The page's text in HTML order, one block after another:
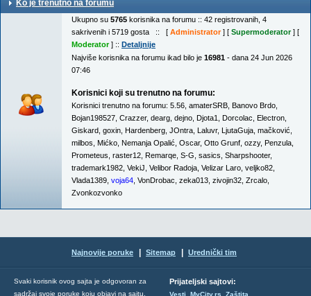
Ko je trenutno na forumu
Ukupno su 5765 korisnika na forumu :: 42 registrovanih, 4
sakrivenih i 5719 gosta :: [ Administrator] [ Supermoderator] [
Moderator] :: Detaljnije
Najviše korisnika na forumu ikad bilo je 16981 - dana 24 Jun 2026
07:46
Korisnici koji su trenutno na forumu:
Korisnici trenutno na forumu: 5.56 amaterSRB Banovo Brdo
Bojan198527 Crazzer, dearg dejno Djota1 Dorcolac Electron
Giskard goxin Hardenberg JOntra Laluvr, LjutaGuja mačković
milbos Mićko Nemanja Opalić Oscar, Otto Grunf ozzy, Penzula
Prometeus raster12 Remarqe S-G sasics Sharpshooter,
trademark1982 VekiJ Velibor Radoja Velizar Laro veljko82
Vlada1389 voja64 VonDrobac zeka013 zivojin32 Zrcalo
Zvonkozvonko
Najnovije poruke Sitemap Urednički tim
Svaki korisnik ovog sajta je odgovoran za
sadržaj svoje poruke koju objavi na sajtu.
Prijateljski sajtovi:
Vesti MyCity.rs Zaštita